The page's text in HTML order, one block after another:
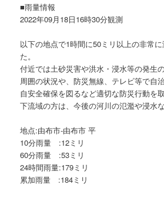
■雨量情報
2022年09月18日16時30分観測
以下の地点で1時間に50ミリ以上の非常
た。
付近では土砂災害や洪水・浸水等の発生
周囲の状況や、防災無線、テレビ等で自
自安全確保を図るなど適切な防災行動を
下流域の方は、今後の河川の氾濫や浸水
地点:由布市-由布市 平
10分雨量 :12ミリ
60分雨量 :53ミリ
24時間雨量:179ミリ
累加雨量 :184ミリ